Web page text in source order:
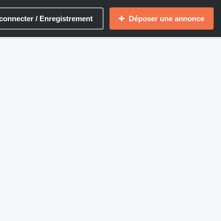
/ Enregistrement Déposer une annonce